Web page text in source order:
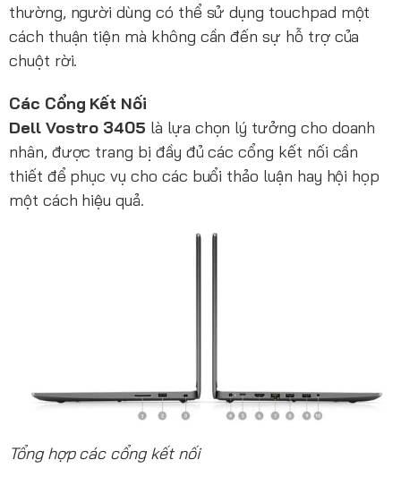
thường, người dùng có thể sử dụng touchpad một
cách thuận tiện mà không cần đến sự hỗ trợ của
chuột rời.
Các Cổng Kết Nối
Dell Vostro 3405 là lựa chọn lý tưởng cho doanh
nhân, được trang bị đầy đủ các cổng kết nối cần
thiết để phục vụ cho các buổi thảo luận hay hội họp
một cách hiệu quả.
Tổng hợp các cổng kết nối